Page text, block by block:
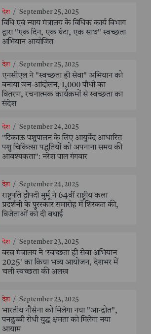
देश / September 25, 2025
विधि एवं न्याय मंत्रालय के विधिक कार्य विभाग
द्वारा "एक दिन, एक घंटा, एक साथ" स्वच्छता
अभियान आयोजित
देश / September 25, 2025
एनसीएल ने "स्वच्छता ही सेवा" अभियान को
बनाया जन-आंदोलन, 1,000 पौधों का
वितरण, रचनात्मक कार्यक्रमों से स्वच्छता का
संदेश
देश / September 24, 2025
"टिकाऊ पशुपालन के लिए आयुर्वेद आधारित
पशु चिकित्सा पद्धतियों को अपनाना समय की
आवश्यकता": नरेश पाल गंगवार
देश / September 24, 2025
राष्ट्रपति द्रौपदी मुर्मू ने 64वीं राष्ट्रीय कला
प्रदर्शनी के पुरस्कार समारोह में शिरकत की,
विजेताओं को दी बधाई
देश / September 23, 2025
वस्त्र मंत्रालय ने 'स्वच्छता ही सेवा अभियान
2025' का किया भव्य आयोजन, देशभर में
चली स्वच्छता की अलख
देश / September 23, 2025
भारतीय नौसेना को मिलेगा नया "आन्द्रोत",
पनडुब्बी रोधी युद्ध क्षमता को मिलेगा नया
आयाम